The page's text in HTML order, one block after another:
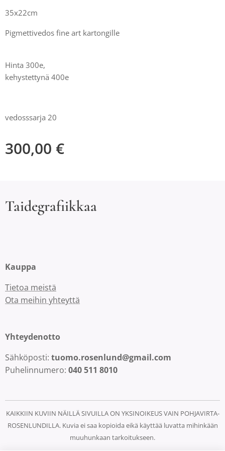
35x22cm
Pigmettivedos fine art kartongille
Hinta 300e,
kehystettynä 400e
vedosssarja 20
300,00 €
Taidegrafiikkaa
Kauppa
Tietoa meistä
Ota meihin yhteyttä
Yhteydenotto
Sähköposti: tuomo.rosenlund@gmail.com
Puhelinnumero: 040 511 8010
KAIKKIIN KUVIIN NÄILLÄ SIVUILLA ON YKSINOIKEUS VAIN POHJAVIRTA-
ROSENLUNDILLA. Kuvia ei saa kopioida eikä käyttää luvatta mihinkään
muuhunkaan tarkoitukseen.